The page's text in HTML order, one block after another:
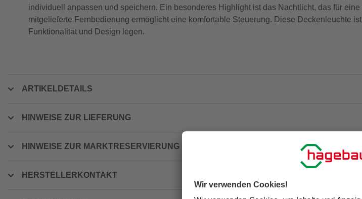
individuell anpassen und speichern. Ein besonderes Highlight ist das Nachtlicht, das für
mitgelieferte Fernbedienung ermöglicht eine komfortable Steuerung. Diese Deckenleuchte
Funktionalität und Design legen.
ARTIKELDETAILS
HINWEISE ZUR LIEFERUNG
HINWEISE ZUR MARKTRESERVIERUNG
HERSTELLERKONTAKT